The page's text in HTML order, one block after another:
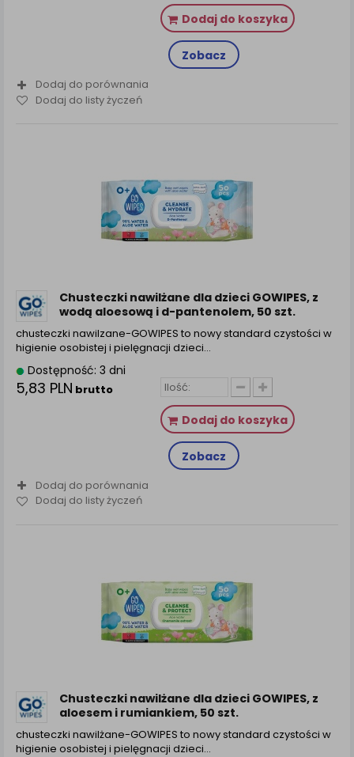
Dodaj do koszyka
Zobacz
Dodaj do porównania
Dodaj do listy życzeń
Chusteczki nawilżane dla dzieci GOWIPES, z
wodą aloesową i d-pantenolem, 50 szt.
chusteczki nawilzane-GOWIPES to nowy standard czystości w
higienie osobistej i pielęgnacji dzieci…
Dostępność: 3 dni
5,83 PLN brutto
Dodaj do koszyka
Zobacz
Dodaj do porównania
Dodaj do listy życzeń
Chusteczki nawilżane dla dzieci GOWIPES, z
aloesem i rumiankiem, 50 szt.
chusteczki nawilżane-GOWIPES to nowy standard czystości w
higienie osobistej i pielęgnacji dzieci…